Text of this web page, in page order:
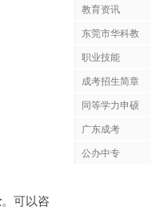
。可以咨
教育资讯
东莞市华科教
职业技能
成考招生简章
同等学力申硕
广东成考
公办中专